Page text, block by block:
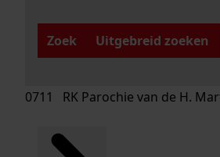
Zoek
Uitgebreid zoeken
0711 RK Parochie van de H.